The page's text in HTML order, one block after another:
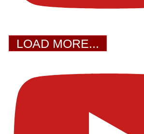
LOAD MORE...